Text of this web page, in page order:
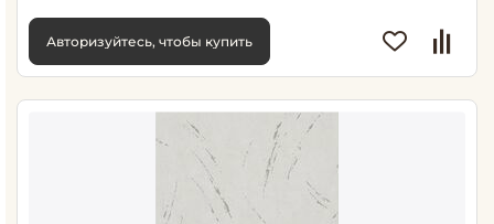
Авторизуйтесь, чтобы купить